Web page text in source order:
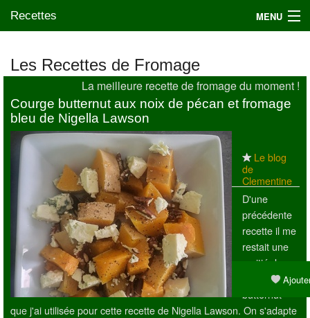
Recettes MENU
Mes blogs préférés
Les Recettes de Fromage
La meilleure recette de fromage du moment !
Courge butternut aux noix de pécan et fromage
bleu de Nigella Lawson
Le blog
de
Clementine
D'une
précédente
recette il me
restait une
moitié de
courge
butternut
que j'ai utilisée pour cette recette de Nigella Lawson. On s'adapte